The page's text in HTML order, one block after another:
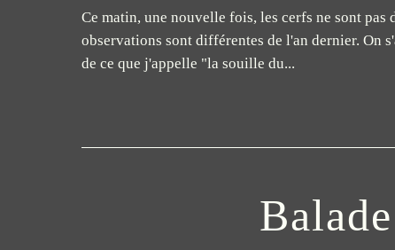
Ce matin, une nouvelle fois, les cerfs ne sont
observations sont différentes de l'an dernier. On
de ce que j'appelle "la souille du...